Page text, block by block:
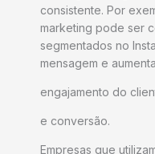
consistente. Por
marketing pode ser
segmentados no
mensagem e
engajamento do
e conversão.
Empresas que